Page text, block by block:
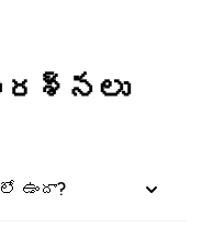
ఉందా?